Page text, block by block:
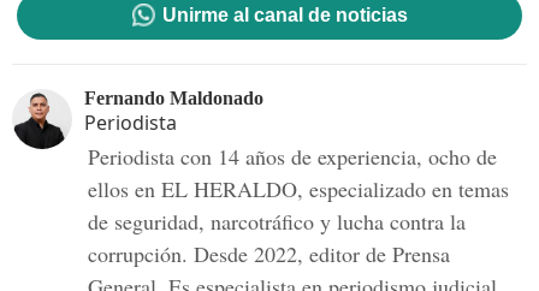
Unirme al canal de noticias
Fernando Maldonado
Periodista
Periodista con 14 años de experiencia, ocho de
ellos en EL HERALDO, especializado en temas
de seguridad, narcotráfico y lucha contra la
corrupción. Desde 2022, editor de Prensa